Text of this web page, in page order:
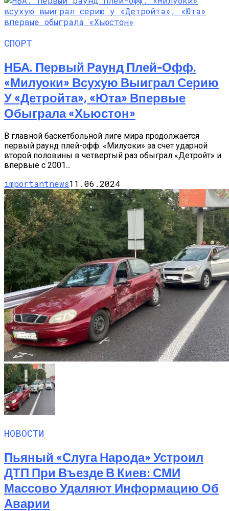
СПОРТ
НБА. Первый Раунд Плей-Офф.
«Милуоки» Всухую Выиграл Серию
У «Детройта», «Юта» Впервые
Обыграла «Хьюстон»
В главной баскетбольной лиге мира продолжается
первый раунд плей-офф. «Милуоки» за счет ударной
второй половины в четвертый раз обыграл «Детройт» и
впервые с 2001...
importantnews11.06.2024
НОВОСТИ
Пьяный «слуга Народа» Устроил
ДТП При Въезде В Киев: СМИ
Массово Удаляют Информацию Об
Аварии